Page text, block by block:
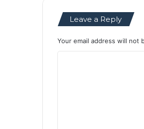
Leave a Reply
Your email address will not